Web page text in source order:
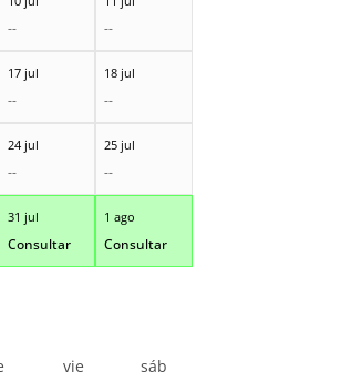
-- --
17 jul
--
18 jul
--
24 jul
--
25 jul
--
31 jul
Consultar
1 ago
Consultar
vie sáb